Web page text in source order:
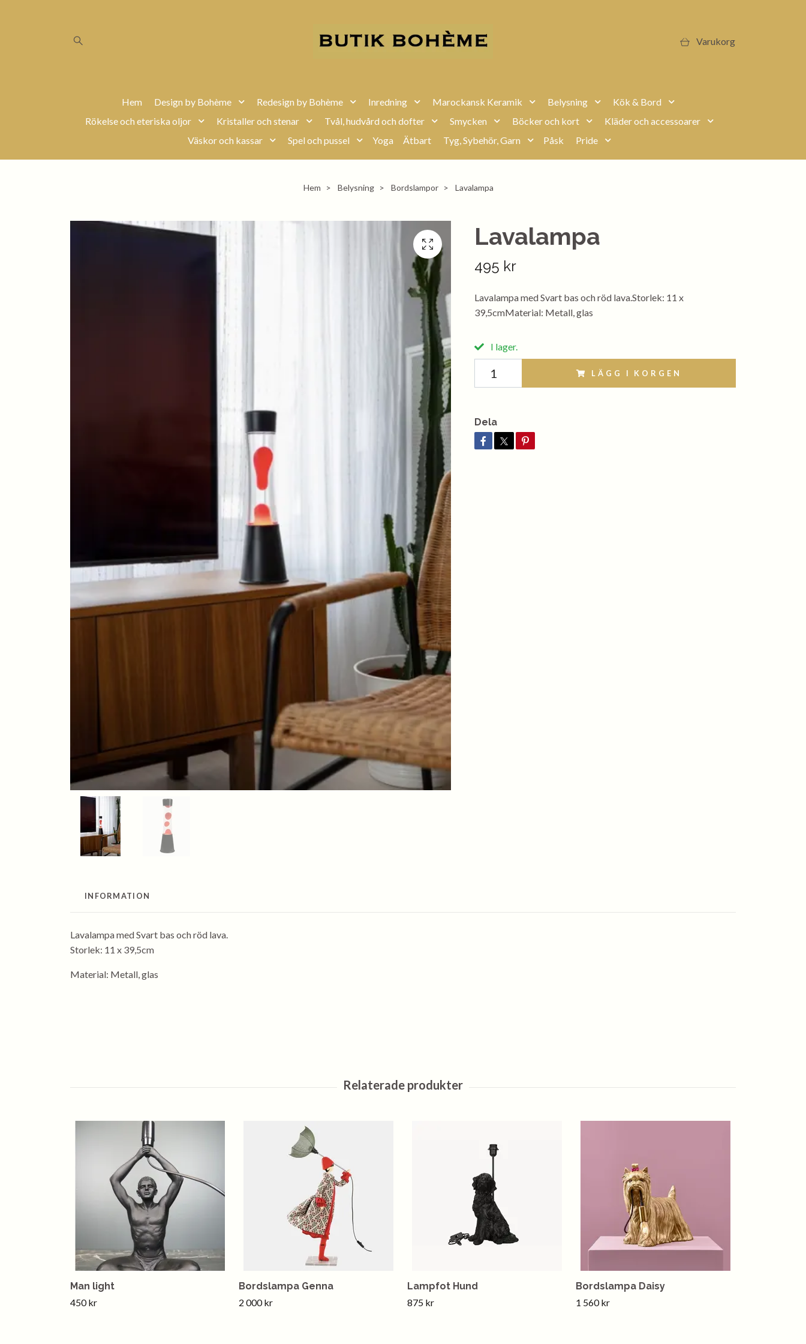
Varukorg
Hem Design by Bohème Redesign by Bohème Inredning Marockansk Keramik Belysning
Kök & Bord
Rökelse och eteriska oljor
Kristaller och stenar Tvål, hudvård och dofter Smycken Böcker och kort
Kläder och accessoarer
Väskor och kassar
Spel och pussel Yoga Ätbart Tyg, Sybehör, Garn Påsk Pride
Hem Belysning Bordslampor Lavalampa
Lavalampa
495 kr
Lavalampa med Svart bas och röd lava.Storlek: 11 x
39,5cmMaterial: Metall, glas
I lager.
LÄGG I KORGEN
Dela
INFORMATION
Lavalampa med Svart bas och röd lava.
Storlek: 11 x 39,5cm
Material: Metall, glas
Man light
450 kr
Bordslampa Genna
2 000 kr
Lampfot Hund
875 kr
Bordslampa Daisy
1 560 kr